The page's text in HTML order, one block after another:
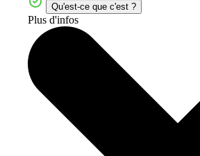
Qu'est-ce que c'est ?
Plus d'infos